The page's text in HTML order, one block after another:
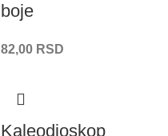
boje
82,00 RSD
Kaleodioskop